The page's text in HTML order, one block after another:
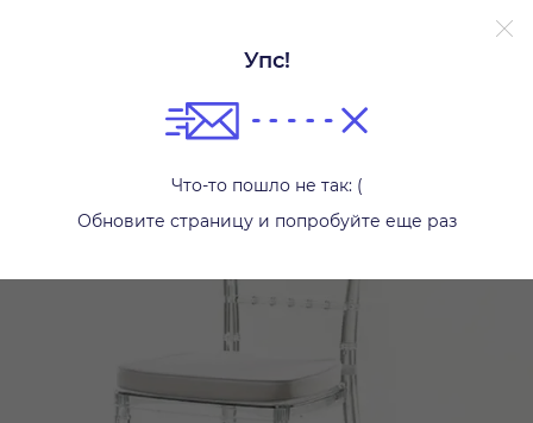
Упс!
Что-то пошло не так: (
Обновите страницу и попробуйте еще раз